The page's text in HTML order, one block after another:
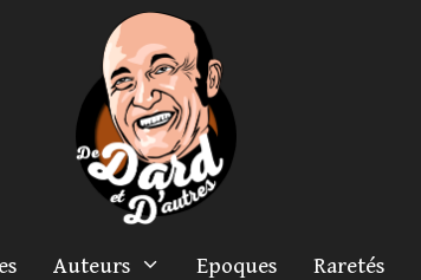
Auteurs Epoques Raretés